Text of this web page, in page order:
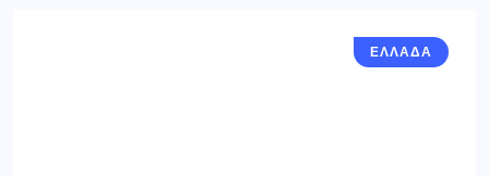
ΕΛΛΑΔΑ